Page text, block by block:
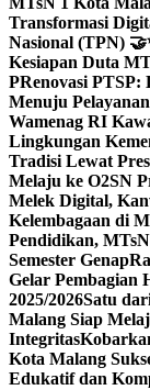
Transformasi
Nasional (TPN)
Kesiapan Duta
PRenovasi
Menuju
Wamenag RI
Lingkungan
Tradisi Lewat
Melaju ke O2SN
Melek Digital,
Kelembagaan di
Pendidikan,
Semester Genap
Gelar Pembagian
2025/2026Satu
Malang Siap
Integritas
Kota Malang
Edukatif dan